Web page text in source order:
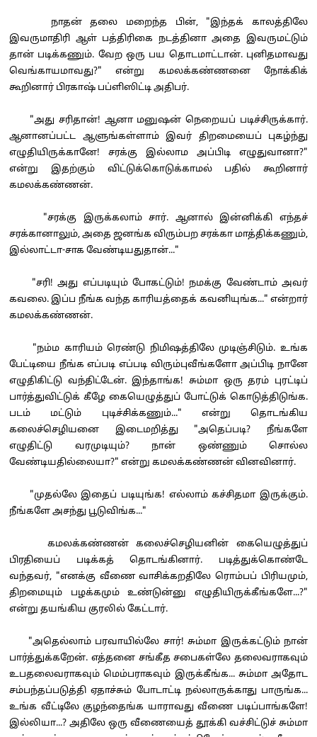
நாதன் தலை மறைந்த பின், "இந்தக் காலத்திலே
இவருமாதிரி ஆள் பத்திரிகை நடத்தினா அதை இவருமட்டும்
தான் படிக்கணும். வேற ஒரு பய தொடமாட்டான். புனிதமாவது
வெங்காயமாவது?" என்று கமலக்கண்ணனை நோக்கிக்
கூறினார் பிரகாஷ் பப்ளிஸிட்டி அதிபர்.
"அது சரிதான்! ஆனா மனுஷன் நெறையப் படிச்சிருக்கார்.
ஆனானப்பட்ட ஆளுங்கள்ளாம் இவர் திறமையைப் புகழ்ந்து
எழுதியிருக்கானே! சரக்கு இல்லாம அப்பிடி எழுதுவானா?"
என்று இதற்கும் விட்டுக்கொடுக்காமல் பதில் கூறினார்
கமலக்கண்ணன்.
"சரக்கு இருக்கலாம் சார். ஆனால் இன்னிக்கி எந்தச்
சரக்கானாலும், அதை ஜனங்க விரும்பற சரக்கா மாத்திக்கணும்,
இல்லாட்டா-சாக வேண்டியதுதான்..."
"சரி! அது எப்படியும் போகட்டும்! நமக்கு வேண்டாம் அவர்
கவலை. இப்ப நீங்க வந்த காரியத்தைக் கவனியுங்க..." என்றார்
கமலக்கண்ணன்.
"நம்ம காரியம் ரெண்டு நிமிஷத்திலே முடிஞ்சிடும். உங்க
பேட்டியை நீங்க எப்படி எப்படி விரும்புவீங்களோ அப்பிடி நானே
எழுதிகிட்டு வந்திட்டேன். இந்தாங்க! சும்மா ஒரு தரம் புரட்டிப்
பார்த்துவிட்டுக் கீழே கையெழுத்துப் போட்டுக் கொடுத்திடுங்க.
படம் மட்டும் புடிச்சிக்கணும்..." என்று தொடங்கிய
கலைச்செழியனை இடைமறித்து "அதெப்படி? நீங்களே
எழுதிட்டு வரமுடியும்? நான் ஒண்ணும் சொல்ல
வேண்டியதில்லையா?" என்று கமலக்கண்ணன் வினவினார்.
"முதல்லே இதைப் படியுங்க! எல்லாம் கச்சிதமா இருக்கும்.
நீங்களே அசந்து பூடுவிங்க..."
கமலக்கண்ணன் கலைச்செழியனின் கையெழுத்துப்
பிரதியைப் படிக்கத் தொடங்கினார். படித்துக்கொண்டே
வந்தவர், "எனக்கு வீணை வாசிக்கறதிலே ரொம்பப் பிரியமும்,
திறமையும் பழக்கமும் உண்டுன்னு எழுதியிருக்கீங்களே...?"
என்று தயங்கிய குரலில் கேட்டார்.
"அதெல்லாம் பரவாயில்லே சார்! சும்மா இருக்கட்டும் நான்
பார்த்துக்கறேன். எத்தனை சங்கீத சபைகள்லே தலைவராகவும்
உபதலைவராகவும் மெம்பராகவும் இருக்கீங்க... சும்மா அதோட
சம்பந்தப்படுத்தி ஏதாச்சும் போடாட்டி நல்லாருக்காது பாருங்க...
உங்க வீட்டிலே குழந்தைங்க யாராவது வீணை படிப்பாங்களே!
இல்லியா...? அதிலே ஒரு வீணையைத் தூக்கி வச்சிட்டுச் சும்மா